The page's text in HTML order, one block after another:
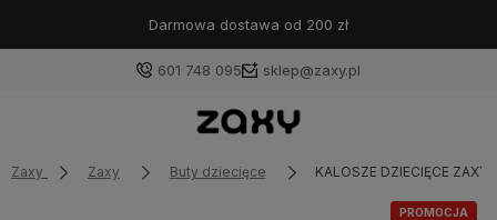
Darmowa dostawa od 200 zł
601 748 095 sklep@zaxy.pl
Zaxy Zaxy Buty dziecięce KALOSZE DZIECIĘCE
PROMOCJA